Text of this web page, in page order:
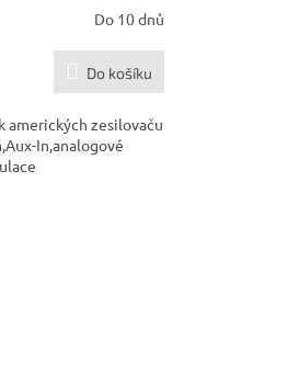
Do 10 dnů
Do košíku
amerických zesilovaču
In,analogové